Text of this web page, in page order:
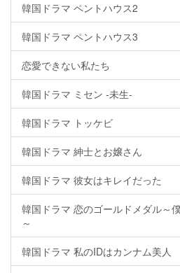
韓国ドラマ ペントハウス2
韓国ドラマ ペントハウス3
恋愛できない私たち
韓国ドラマ ミセン -未生-
韓国ドラマ トッケビ
韓国ドラマ 紳士とお嬢さん
韓国ドラマ 彼女はキレイだった
韓国ドラマ 恋のゴールドメダル～
～
韓国ドラマ 私のIDはカンナム美人